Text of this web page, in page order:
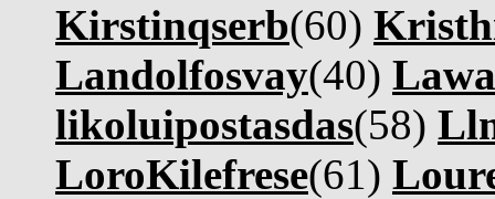
Kirstinqserb(60)
Landolfosvay(40)
likoluipostasdas(58)
LoroKilefrese(61)